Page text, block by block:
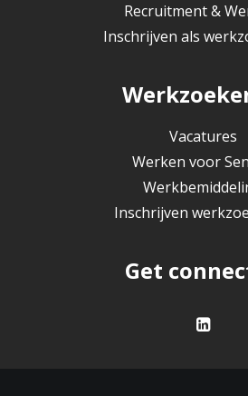
Recruitment &
Inschrijven als
Vacatures
Werken voor
Inschrijven
Get